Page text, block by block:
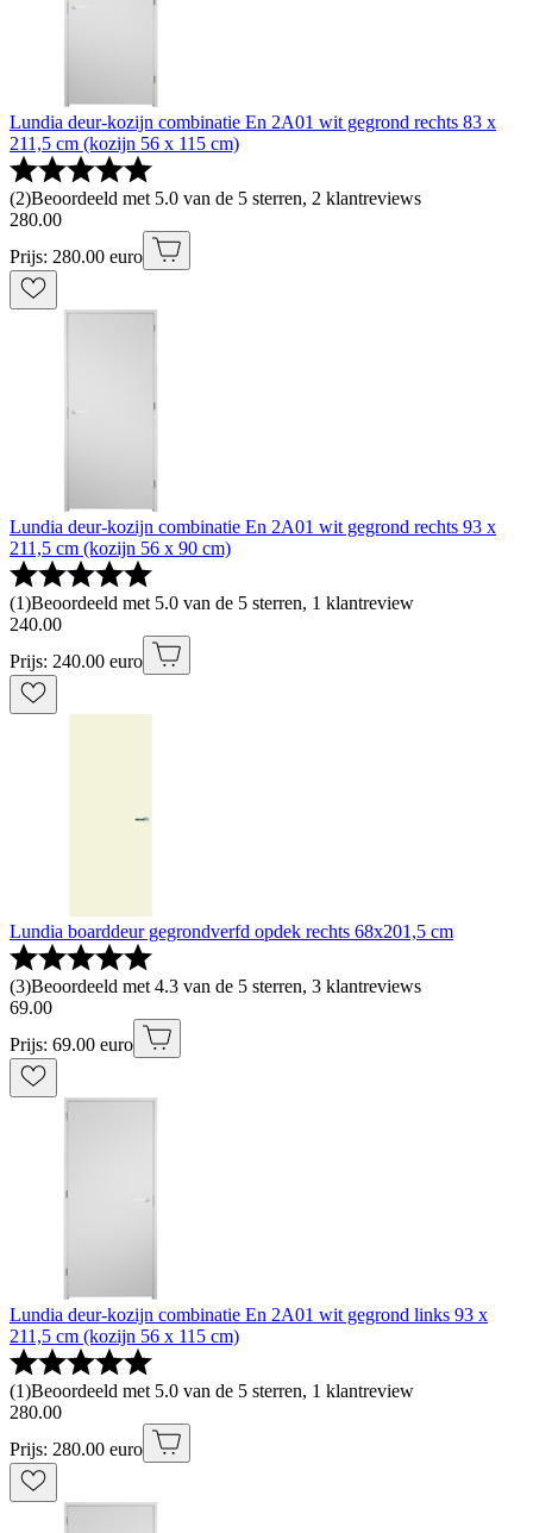
Lundia deur-kozijn combinatie En 2A01 wit gegrond rechts 83 x
211,5 cm (kozijn 56 x 115 cm)
(2)Beoordeeld met 5.0 van de 5 sterren, 2 klantreviews
280.00
Prijs: 280.00 euro
Lundia deur-kozijn combinatie En 2A01 wit gegrond rechts 93 x
211,5 cm (kozijn 56 x 90 cm)
(1)Beoordeeld met 5.0 van de 5 sterren, 1 klantreview
240.00
Prijs: 240.00 euro
Lundia boarddeur gegrondverfd opdek rechts 68x201,5 cm
(3)Beoordeeld met 4.3 van de 5 sterren, 3 klantreviews
69.00
Prijs: 69.00 euro
Lundia deur-kozijn combinatie En 2A01 wit gegrond links 93 x
211,5 cm (kozijn 56 x 115 cm)
(1)Beoordeeld met 5.0 van de 5 sterren, 1 klantreview
280.00
Prijs: 280.00 euro